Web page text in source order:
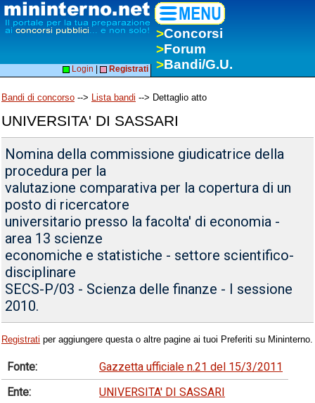
>Concorsi
>Forum
>Bandi/G.U.
Login Registrati
Bandi di concorso --> Lista bandi --> Dettaglio atto
UNIVERSITA' DI SASSARI
Nomina della commissione giudicatrice della
procedura per la
valutazione comparativa per la copertura di un
posto di ricercatore
universitario presso la facolta' di economia -
area 13 scienze
economiche e statistiche - settore scientifico-
disciplinare
SECS-P/03 - Scienza delle finanze - I sessione
2010.
Registrati per aggiungere questa o altre pagine ai tuoi Preferiti su Mininterno.
Fonte:
Gazzetta ufficiale n.21 del 15/3/2011
Ente:
UNIVERSITA' DI SASSARI